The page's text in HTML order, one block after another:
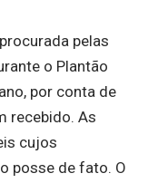
pelas
o Plantão
por conta de
recebido. As
cujos
posse de fato. O